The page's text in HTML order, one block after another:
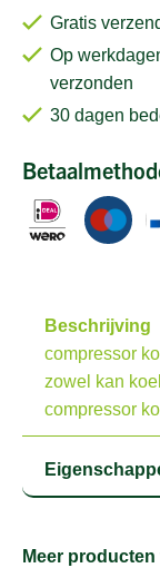
Gratis
Op
verzonden
30 dagen
Beschrijving
compressor
zowel kan
compressor
Meer